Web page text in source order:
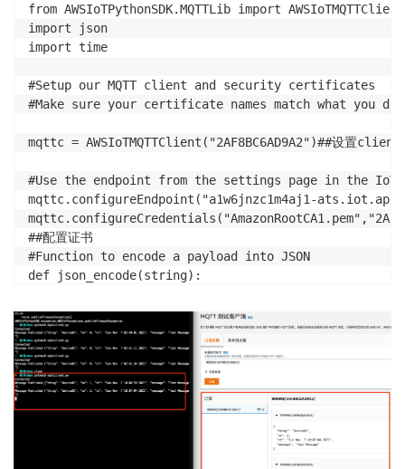
from AWSIoTPythonSDK.MQTTLib import AWSIoTMQTTClient
import json
import time
#Setup our MQTT client and security certificates
#Make sure your certificate names match what you
mqttc = AWSIoTMQTTClient("2AF8BC6AD9A2")##设置
#Use the endpoint from the settings page in the IoT
mqttc.configureEndpoint("a1w6jnzc1m4aj1-ats.iot.ap-
##配置证书
#Function to encode a payload into JSON
def json_encode(string):
mqttc.json_encode=json_encode
#This sends our test message to the iot topic
def send(i):
  #Declaring our variables